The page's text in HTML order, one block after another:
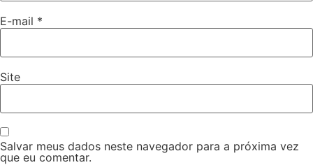
E-mail *
Site
Salvar meus dados neste navegador para a próxima vez
que eu comentar.